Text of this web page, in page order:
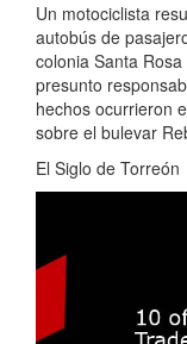
Un motociclista
autobús de
colonia Santa
presunto
hechos ocurrieron
sobre el bulevar
El Siglo de Torreón